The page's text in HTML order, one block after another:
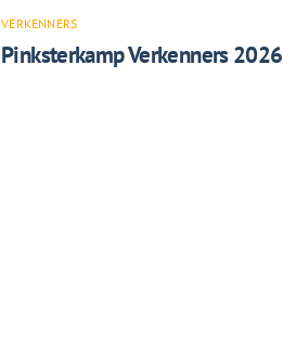
VERKENNERS
Pinksterkamp Verkenners 2026